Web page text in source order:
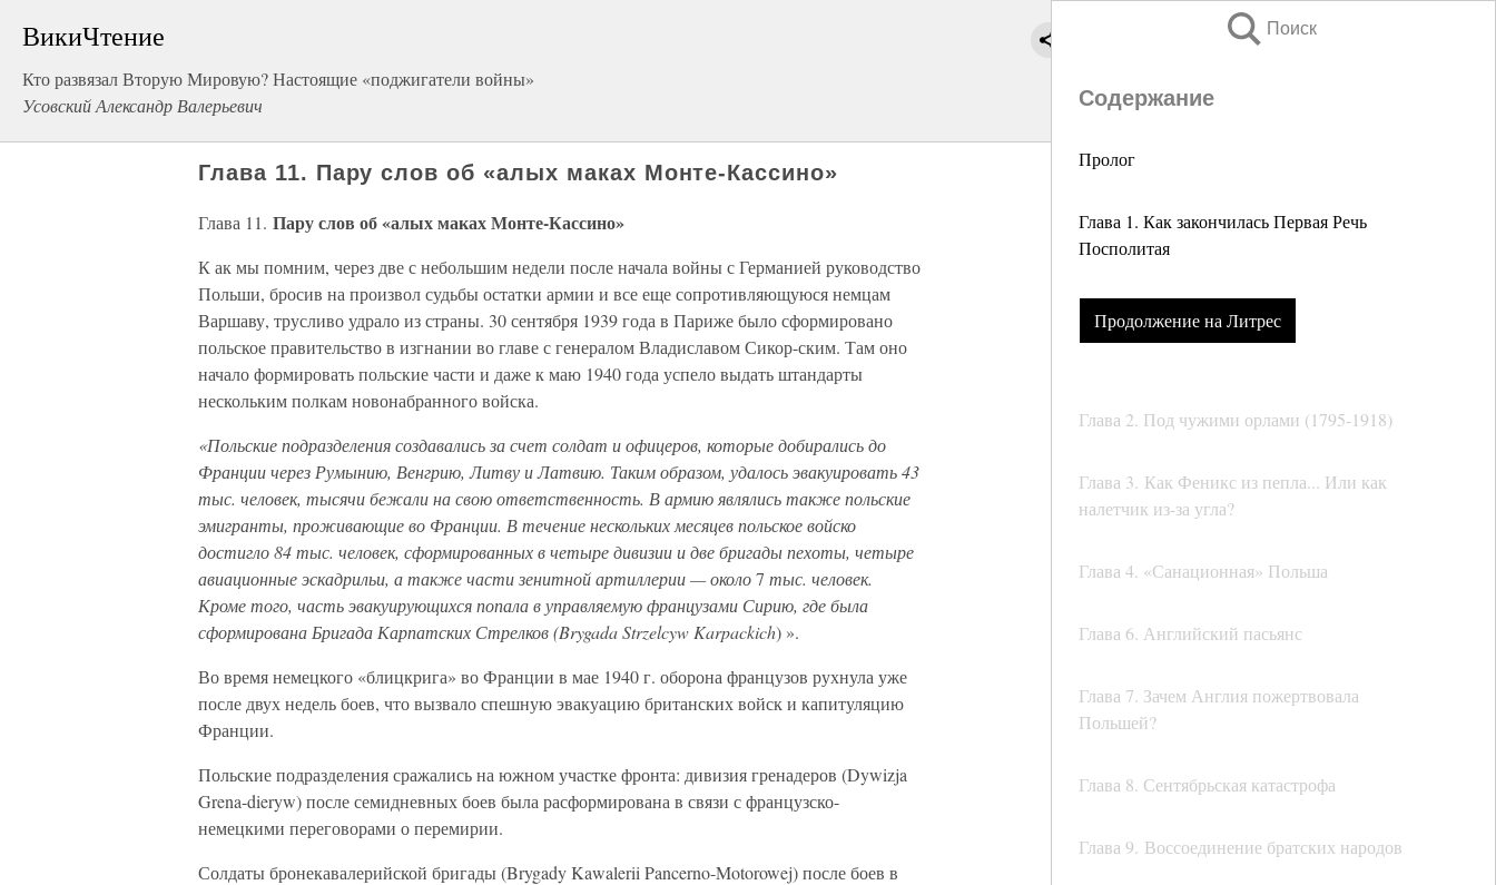
ВикиЧтение
Кто развязал Вторую Мировую? Настоящие «поджигатели войны»
Усовский Александр Валерьевич
Поиск
Содержание
Пролог
Глава 1. Как закончилась Первая Речь
Посполитая
Продолжение на Литрес
Глава 2. Под чужими орлами (1795-1918)
Глава 3. Как Феникс из пепла... Или как
налетчик из-за угла?
Глава 4. «Санационная» Польша
Глава 6. Английский пасьянс
Глава 7. Зачем Англия пожертвовала
Польшей?
Глава 8. Сентябрьская катастрофа
Глава 9. Воссоединение братских народов
Глава 11. Пару слов об «алых маках Монте-Кассино»
Глава 11. Пару слов об «алых маках Монте-Кассино»
К ак мы помним, через две с небольшим недели после начала войны с Германией руководство
Польши, бросив на произвол судьбы остатки армии и все еще сопротивляющуюся немцам
Варшаву, трусливо удрало из страны. 30 сентября 1939 года в Париже было сформировано
польское правительство в изгнании во главе с генералом Владиславом Сикор-ским. Там оно
начало формировать польские части и даже к маю 1940 года успело выдать штандарты
нескольким полкам новонабранного войска.
«Польские подразделения создавались за счет солдат и офицеров, которые добирались до
Франции через Румынию, Венгрию, Литву и Латвию. Таким образом, удалось эвакуировать 43
тыс. человек, тысячи бежали на свою ответственность. В армию являлись также польские
эмигранты, проживающие во Франции. В течение нескольких месяцев польское войско
достигло 84 тыс. человек, сформированных в четыре дивизии и две бригады пехоты, четыре
авиационные эскадрильи, а также части зенитной артиллерии — около7 тыс. человек.
Кроме того, часть эвакуирующихся попала в управляемую французами Сирию, где была
сформирована Бригада Карпатских Стрелков (Brygada Strzelcyw Karpackich) ».
Во время немецкого «блицкрига» во Франции в мае 1940 г. оборона французов рухнула уже
после двух недель боев, что вызвало спешную эвакуацию британских войск и капитуляцию
Франции.
Польские подразделения сражались на южном участке фронта: дивизия гренадеров (Dywizja
Grena-dieryw) после семидневных боев была расформирована в связи с французско-
немецкими переговорами о перемирии.
Солдаты бронекавалерийской бригады (Brygady Kawalerii Pancerno-Motorowej) после боев в